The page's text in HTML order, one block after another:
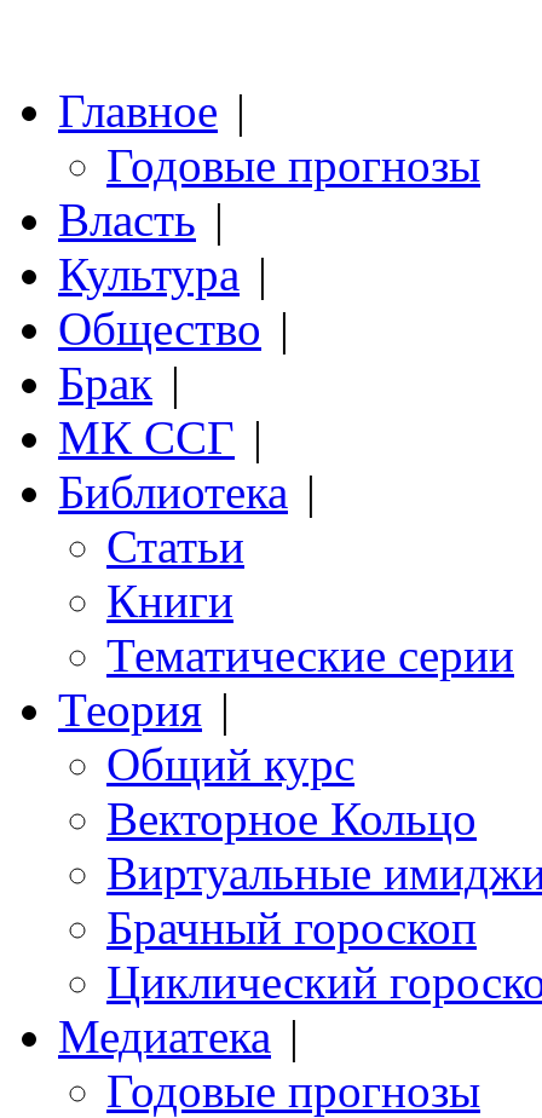
Главное |
Годовые прогнозы
Власть |
Культура |
Общество |
Брак |
МК ССГ |
Библиотека |
Статьи
Книги
Тематические серии
Теория |
Общий курс
Векторное Кольцо
Виртуальные
Брачный гороскоп
Циклический
Медиатека |
Годовые прогнозы